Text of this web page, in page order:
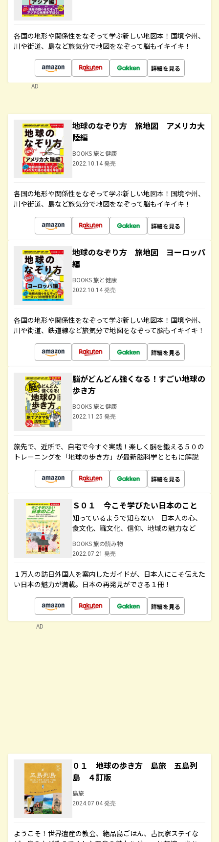
各国の地形や関係性をなぞって学ぶ新しい地図本！国境や州、
川や街道、島など旅気分で地図をなぞって脳もイキイキ！
詳細を見る
AD
地球のなぞり方 旅地図 アメリカ大
陸編
BOOKS 旅と健康
2022.10.14 発売
各国の地形や関係性をなぞって学ぶ新しい地図本！国境や州、
川や街道、島など旅気分で地図をなぞって脳もイキイキ！
詳細を見る
地球のなぞり方 旅地図 ヨーロッパ
編
BOOKS 旅と健康
2022.10.14 発売
各国の地形や関係性をなぞって学ぶ新しい地図本！国境や州、
川や街道、鉄道線など旅気分で地図をなぞって脳もイキイキ！
詳細を見る
脳がどんどん強くなる！すごい地球の
歩き方
BOOKS 旅と健康
2022.11.25 発売
旅先で、近所で、自宅で今すぐ実践！楽しく脳を鍛える５０の
トレーニングを「地球の歩き方」が最新脳科学とともに解説
詳細を見る
Ｓ０１ 今こそ学びたい日本のこと
知っているようで知らない 日本人の心、
食文化、職文化、信仰、地域の魅力など
BOOKS 旅の読み物
2022.07.21 発売
１万人の訪日外国人を案内したガイドが、日本人にこそ伝えた
い日本の魅力が満載。日本の再発見ができる１冊！
詳細を見る
０１ 地球の歩き方 島旅 五島列
島 ４訂版
島旅
2024.07.04 発売
ようこそ！世界遺産の教会、絶品島ごはん、古民家ステイな
AD